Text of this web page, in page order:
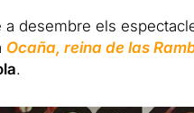
a desembre els
Ocaña, reina de las
.